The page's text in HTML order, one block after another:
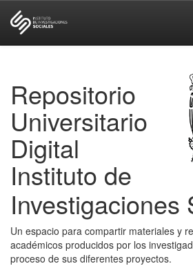
Repositorio
Universitario
Digital
Instituto de
Investigaciones
Un espacio para compartir materiales y
académicos producidos por los
proceso de sus diferentes proyectos.